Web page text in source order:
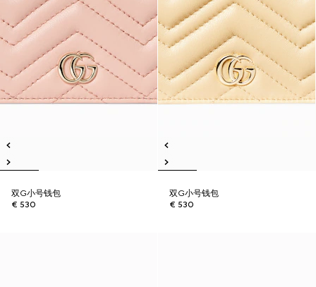
双G小号钱包
€ 530
双G小号钱包
€ 530